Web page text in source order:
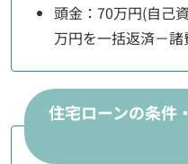
頭金：70万円(自己
万円を一括返済－
住宅ローンの条件